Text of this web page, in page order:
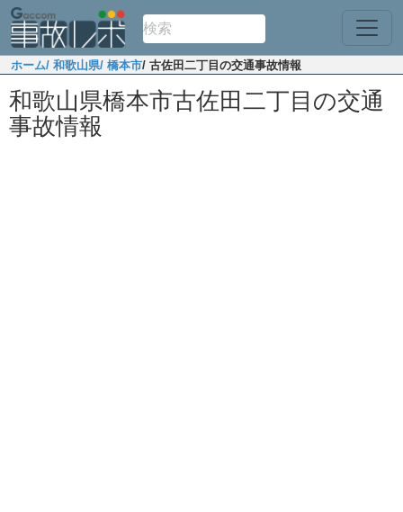
ホーム/ 和歌山県/ 橋本市/ 古佐田二丁目の交通事故情報
和歌山県橋本市古佐田二丁目の交通
事故情報